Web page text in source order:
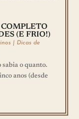
(E FRIO!)
| Dicas de
sabia o quanto.
anos (desde